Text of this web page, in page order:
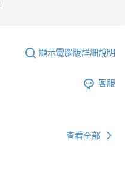
顯示電腦版詳細說明
客服
查看全部